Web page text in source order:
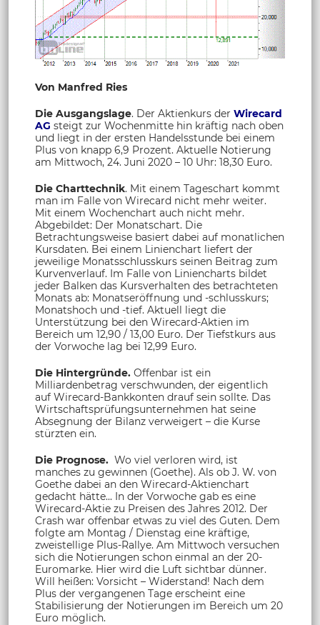
Von Manfred Ries
Die Ausgangslage. Der Aktienkurs der Wirecard
AG steigt zur Wochenmitte hin kräftig nach oben
und liegt in der ersten Handelsstunde bei einem
Plus von knapp 6,9 Prozent. Aktuelle Notierung
am Mittwoch, 24. Juni 2020 – 10 Uhr: 18,30 Euro.
Die Charttechnik. Mit einem Tageschart kommt
man im Falle von Wirecard nicht mehr weiter.
Mit einem Wochenchart auch nicht mehr.
Abgebildet: Der Monatschart. Die
Betrachtungsweise basiert dabei auf monatlichen
Kursdaten. Bei einem Linienchart liefert der
jeweilige Monatsschlusskurs seinen Beitrag zum
Kurvenverlauf. Im Falle von Liniencharts bildet
jeder Balken das Kursverhalten des betrachteten
Monats ab: Monatseröffnung und -schlusskurs;
Monatshoch und -tief. Aktuell liegt die
Unterstützung bei den Wirecard-Aktien im
Bereich um 12,90 / 13,00 Euro. Der Tiefstkurs aus
der Vorwoche lag bei 12,99 Euro.
Die Hintergründe. Offenbar ist ein
Milliardenbetrag verschwunden, der eigentlich
auf Wirecard-Bankkonten drauf sein sollte. Das
Wirtschaftsprüfungsunternehmen hat seine
Absegnung der Bilanz verweigert – die Kurse
stürzten ein.
Die Prognose. Wo viel verloren wird, ist
manches zu gewinnen (Goethe). Als ob J. W. von
Goethe dabei an den Wirecard-Aktienchart
gedacht hätte... In der Vorwoche gab es eine
Wirecard-Aktie zu Preisen des Jahres 2012. Der
Crash war offenbar etwas zu viel des Guten. Dem
folgte am Montag / Dienstag eine kräftige,
zweistellige Plus-Rallye. Am Mittwoch versuchen
sich die Notierungen schon einmal an der 20-
Euromarke. Hier wird die Luft sichtbar dünner.
Will heißen: Vorsicht – Widerstand! Nach dem
Plus der vergangenen Tage erscheint eine
Stabilisierung der Notierungen im Bereich um 20
Euro möglich.